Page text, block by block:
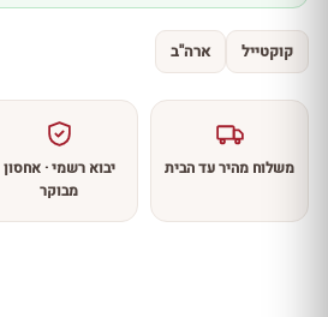
קוקטייל ארה''ב
משלוח מהיר עד הבית
יבוא רשמי · אחסון
מבוקר